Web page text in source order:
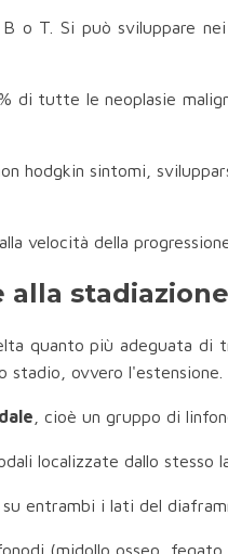
o T. Si può sviluppare
tutte le neoplasie
hodgkin sintomi,
velocità della
alla stadiazione
quanto più adeguata
stadio, ovvero l'estensione.
, cioè un gruppo di
localizzate dallo stesso
entrambi i lati del
(midollo osseo,